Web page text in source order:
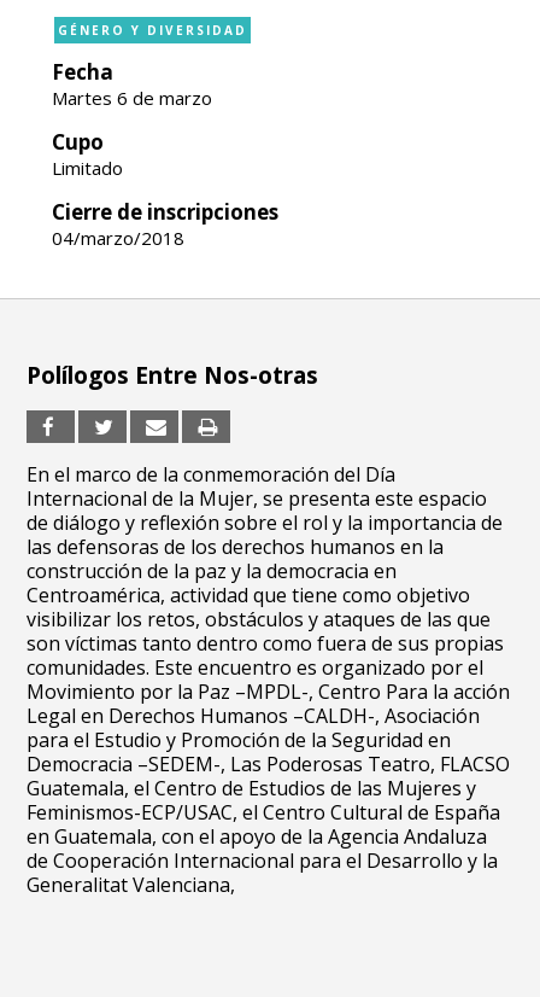
GÉNERO Y DIVERSIDAD
Fecha
Martes 6 de marzo
Cupo
Limitado
Cierre de inscripciones
04/marzo/2018
Polílogos Entre Nos-otras
En el marco de la conmemoración del Día
Internacional de la Mujer, se presenta este espacio
de diálogo y reflexión sobre el rol y la importancia de
las defensoras de los derechos humanos en la
construcción de la paz y la democracia en
Centroamérica, actividad que tiene como objetivo
visibilizar los retos, obstáculos y ataques de las que
son víctimas tanto dentro como fuera de sus propias
comunidades. Este encuentro es organizado por el
Movimiento por la Paz –MPDL-, Centro Para la acción
Legal en Derechos Humanos –CALDH-, Asociación
para el Estudio y Promoción de la Seguridad en
Democracia –SEDEM-, Las Poderosas Teatro, FLACSO
Guatemala, el Centro de Estudios de las Mujeres y
Feminismos-ECP/USAC, el Centro Cultural de España
en Guatemala, con el apoyo de la Agencia Andaluza
de Cooperación Internacional para el Desarrollo y la
Generalitat Valenciana,